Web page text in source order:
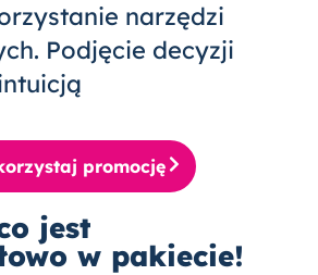
narzędzi
Podjęcie decyzji
promocję
jest
w pakiecie!